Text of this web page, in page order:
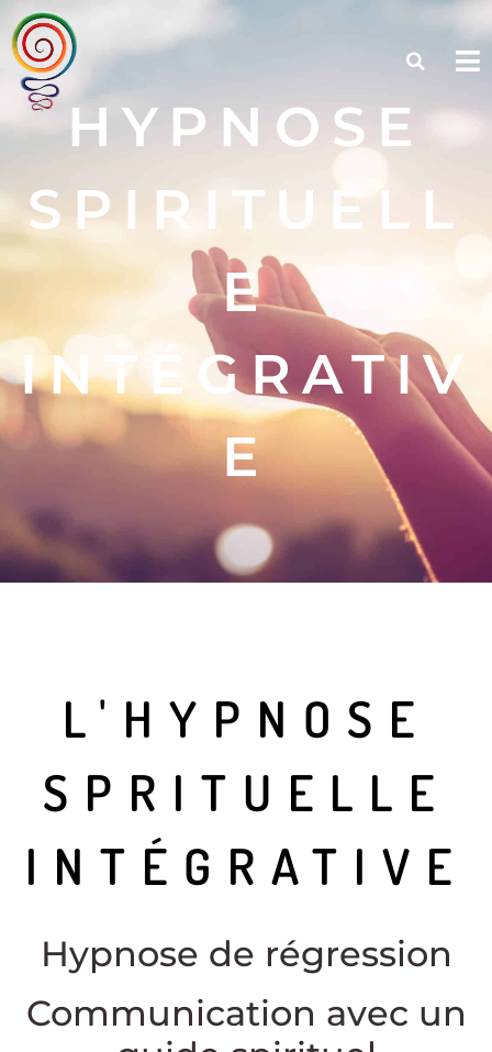
HYPNOSE
SPIRITUELL
E
INTÉGRATIV
E
L'HYPNOSE
SPRITUELLE
INTÉGRATIVE
Hypnose de régression
Communication avec un